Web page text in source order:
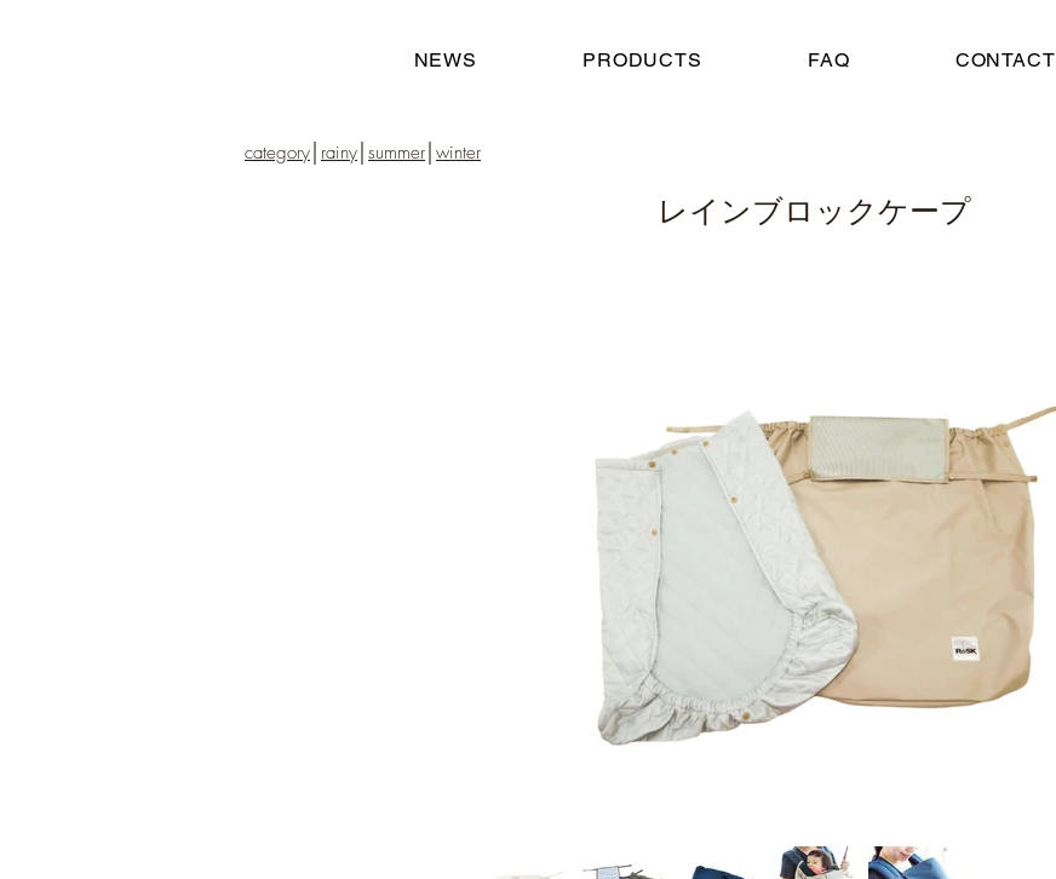
NEWS PRODUCTS FAQ CONTACT
category rainy summer winter
レインブロックケープ